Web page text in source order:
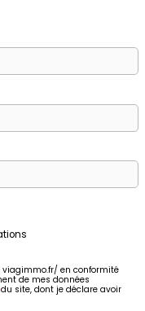
viagimmo.fr/ en conformité
de mes données
du site, dont je déclare avoir